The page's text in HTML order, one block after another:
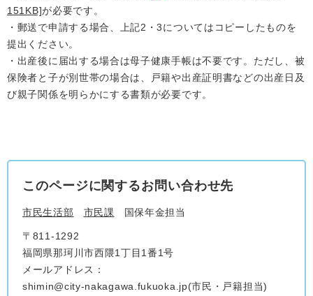
151KB]が必要です。
・郵送で申請する場合、上記2・3についてはコピーしたものを
提出ください。
・出産後に届出する場合は母子健康手帳は不要です。ただし、被
保険者と子が別世帯の場合は、戸籍や出産証明書などの出産日及
び親子関係を明らかにする書類が必要です。
このページに関するお問い合わせ先
市民生活部 市民課 国保年金担当
〒811-1292
福岡県那珂川市西隈1丁目1番1号
メールアドレス：
shimin@city-nakagawa.fukuoka.jp(市民・戸籍担当)